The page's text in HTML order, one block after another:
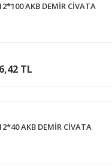
AKB DEMİR CİVATA
TL
AKB DEMİR CİVATA